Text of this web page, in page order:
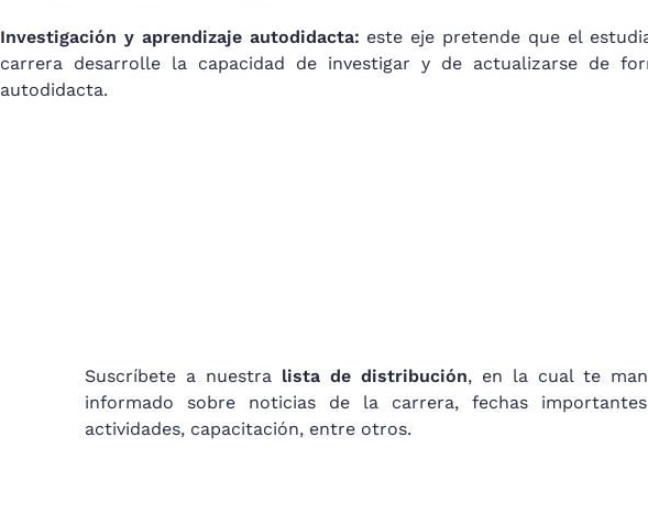
Investigación y aprendizaje autodidacta: este eje pretende que el
carrera desarrolle la capacidad de investigar y de actualizarse de
autodidacta.
Suscríbete a nuestra lista de distribución, en la cual te
informado sobre noticias de la carrera, fechas
actividades, capacitación, entre otros.